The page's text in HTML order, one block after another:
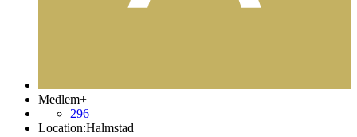
Medlem+
296
Location:Halmstad